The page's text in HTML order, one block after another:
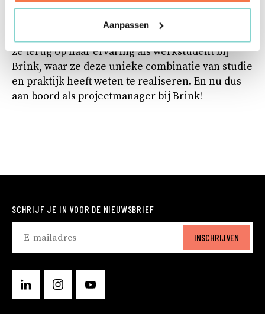
Aanpassen
nauwkeurigheid en to-the-point communicatie,
evenals haar leergierigheid en het vermogen om
theorie en praktijk te verbinden. Met trots kijkt
ze terug op haar ervaring als werkstudent bij
Brink, waar ze deze unieke combinatie van studie
en praktijk heeft weten te realiseren. En nu dus
aan boord als projectmanager bij Brink!
SCHRIJF JE IN VOOR DE NIEUWSBRIEF
INSCHRIJVEN